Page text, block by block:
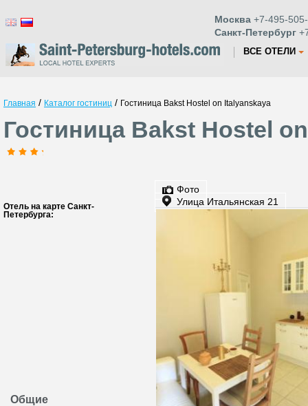
Москва +7-495-
Санкт-Петербург
ВСЕ ОТЕЛИ
Главная / Каталог гостиниц / Гостиница Bakst Hostel on Italyanskaya
Гостиница Bakst Hostel
Отель на карте Санкт-
Петербурга:
Общие
Фото
Улица Итальянская 21